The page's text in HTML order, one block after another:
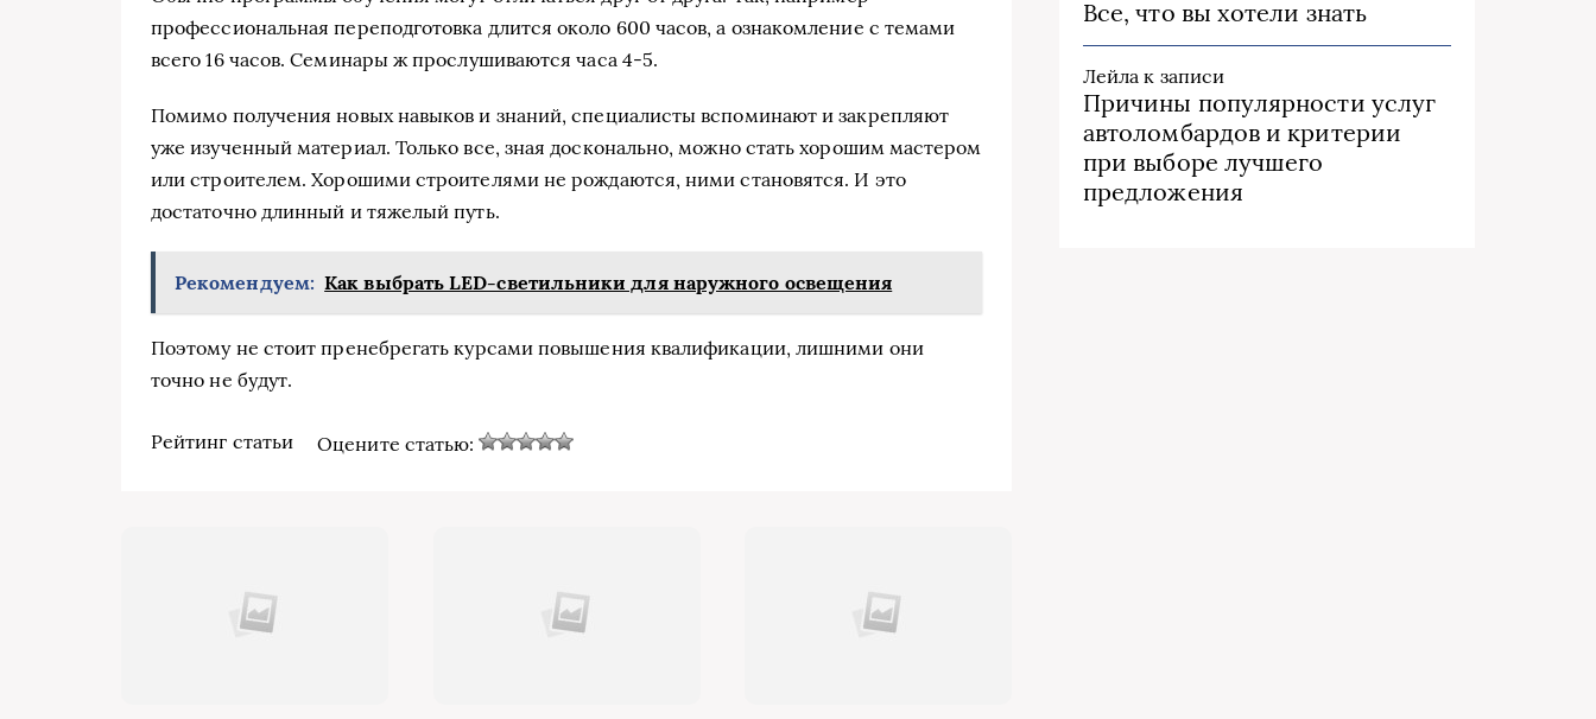
профессиональная переподготовка длится около 600 часов, а ознакомление с темами
всего 16 часов. Семинары ж прослушиваются часа 4-5.
Помимо получения новых навыков и знаний, специалисты вспоминают и закрепляют
уже изученный материал. Только все, зная досконально, можно стать хорошим мастером
или строителем. Хорошими строителями не рождаются, ними становятся. И это
достаточно длинный и тяжелый путь.
Рекомендуем: Как выбрать LED-светильники для наружного освещения
Поэтому не стоит пренебрегать курсами повышения квалификации, лишними они
точно не будут.
Рейтинг статьи Оцените статью:
Все, что вы хотели знать
Лейла к записи
Причины популярности услуг
автоломбардов и критерии
при выборе лучшего
предложения